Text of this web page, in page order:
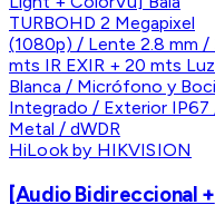
HiLook by HIKVISION
[Audio Bidireccional +